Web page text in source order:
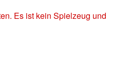
Es ist kein Spielzeug und